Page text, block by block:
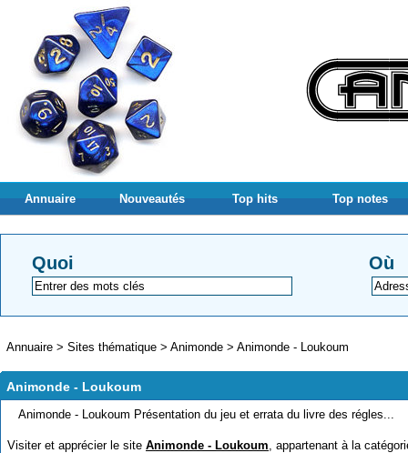
Annuaire Nouveautés Top hits Top notes
Quoi Où
Annuaire > Sites thématique > Animonde > Animonde - Loukoum
Animonde - Loukoum
Animonde - Loukoum Présentation du jeu et errata du livre des régles...
Visiter et apprécier le site Animonde - Loukoum, appartenant à la